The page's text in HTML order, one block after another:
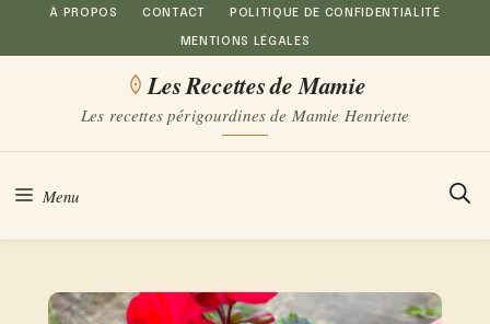
Aller
au
À PROPOS CONTACT POLITIQUE DE CONFIDENTIALITÉ
MENTIONS LÉGALES
Les Recettes de Mamie
Les recettes périgourdines de Mamie Henriette
Menu